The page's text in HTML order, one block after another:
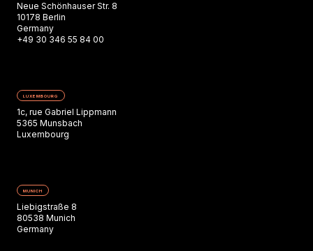
Neue Schönhauser Str. 8
10178 Berlin
Germany
+49 30 346 55 84 00
LUXEMBOURG
1c, rue Gabriel Lippmann
5365 Munsbach
Luxembourg
MUNICH
Liebigstraße 8
80538 Munich
Germany